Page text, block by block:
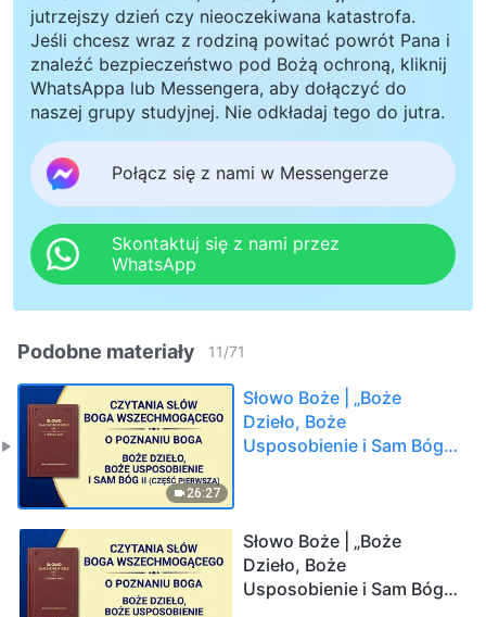
jutrzejszy dzień czy nieoczekiwana katastrofa.
Jeśli chcesz wraz z rodziną powitać powrót Pana i
znaleźć bezpieczeństwo pod Bożą ochroną, kliknij
WhatsAppa lub Messengera, aby dołączyć do
naszej grupy studyjnej. Nie odkładaj tego do jutra.
Połącz się z nami w Messengerze
Skontaktuj się z nami przez
WhatsApp
Podobne materiały 11/71
26:27
Słowo Boże | „Boże
Dzieło, Boże
Usposobienie i Sam Bóg
Słowo Boże | „Boże
Dzieło, Boże
Usposobienie i Sam Bóg